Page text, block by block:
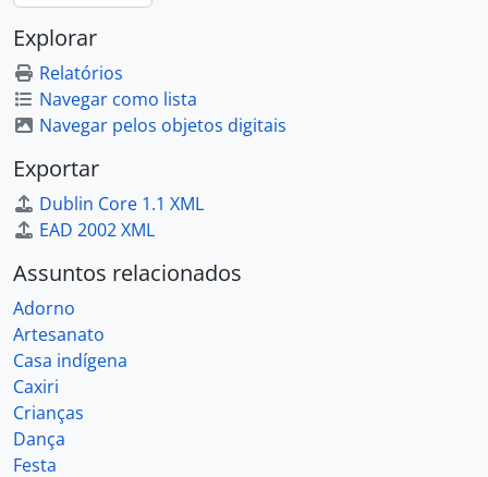
Explorar
Relatórios
Navegar como lista
Navegar pelos objetos digitais
Exportar
Dublin Core 1.1 XML
EAD 2002 XML
Assuntos relacionados
Adorno
Artesanato
Casa indígena
Caxiri
Crianças
Dança
Festa